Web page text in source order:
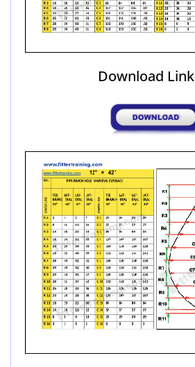
Download Link